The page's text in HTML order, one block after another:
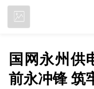
国网永州供
前永冲锋 筑